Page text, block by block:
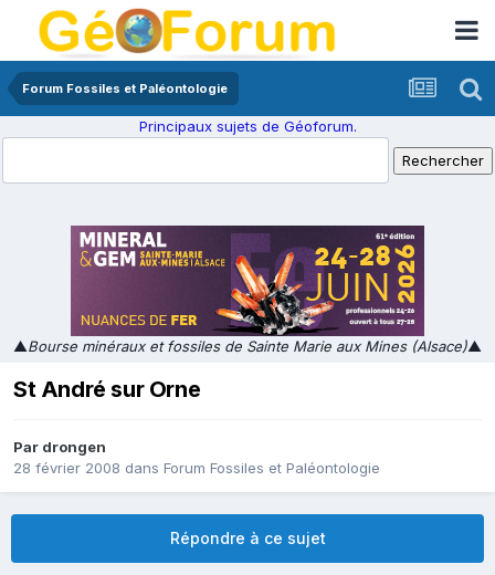
Forum Fossiles et Paléontologie
Principaux sujets de Géoforum.
▲Bourse minéraux et fossiles de Sainte Marie aux Mines (Alsace)▲
St André sur Orne
Par drongen
28 février 2008 dans Forum Fossiles et Paléontologie
Répondre à ce sujet